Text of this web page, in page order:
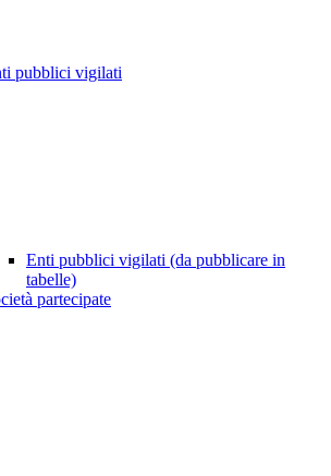
pubblici vigilati
Enti pubblici vigilati (da pubblicare in
tabelle)
partecipate